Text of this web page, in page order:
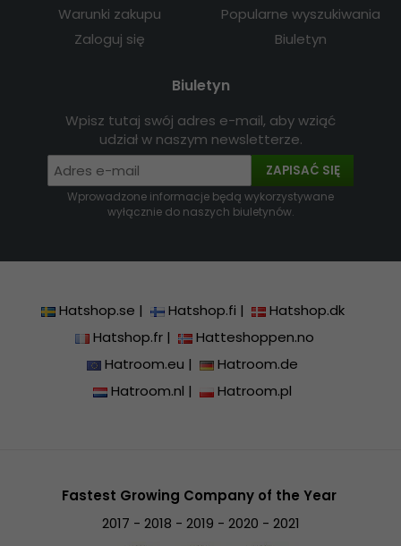
Warunki zakupu
Zaloguj się
Popularne wyszukiwania
Biuletyn
Biuletyn
Wpisz tutaj swój adres e-mail, aby wziąć
udział w naszym newsletterze.
ZAPISAĆ SIĘ
Wprowadzone informacje będą wykorzystywane
wyłącznie do naszych biuletynów.
Hatshop.se | Hatshop.fi |
Hatshop.dk
Hatshop.fr|
Hatteshoppen.no
Hatroom.eu |
Hatroom.de
Hatroom.nl | Hatroom.pl
Fastest Growing Company of the Year
2017 - 2018 - 2019 - 2020 - 2021